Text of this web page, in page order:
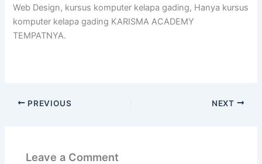
Web Design, kursus komputer kelapa gading, Hanya kursus
komputer kelapa gading KARISMA ACADEMY
TEMPATNYA.
PREVIOUS NEXT
Leave a Comment